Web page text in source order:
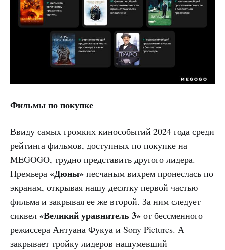
Фильмы по покупке
Ввиду самых громких кинособытий 2024 года среди
рейтинга фильмов, доступных по покупке на
MEGOGO, трудно представить другого лидера.
Премьера «Дюны» песчаным вихрем пронеслась по
экранам, открывая нашу десятку первой частью
фильма и закрывая ее же второй. За ним следует
сиквел «Великий уравнитель 3» от бессменного
режиссера Антуана Фукуа и Sony Pictures. А
закрывает тройку лидеров нашумевший